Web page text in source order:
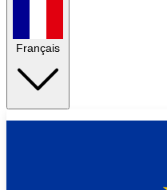
Français